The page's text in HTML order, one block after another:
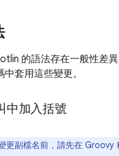
的語法存在一般性差
套用這些變更。
中加入括號
更副檔名前，請先在 Groovy